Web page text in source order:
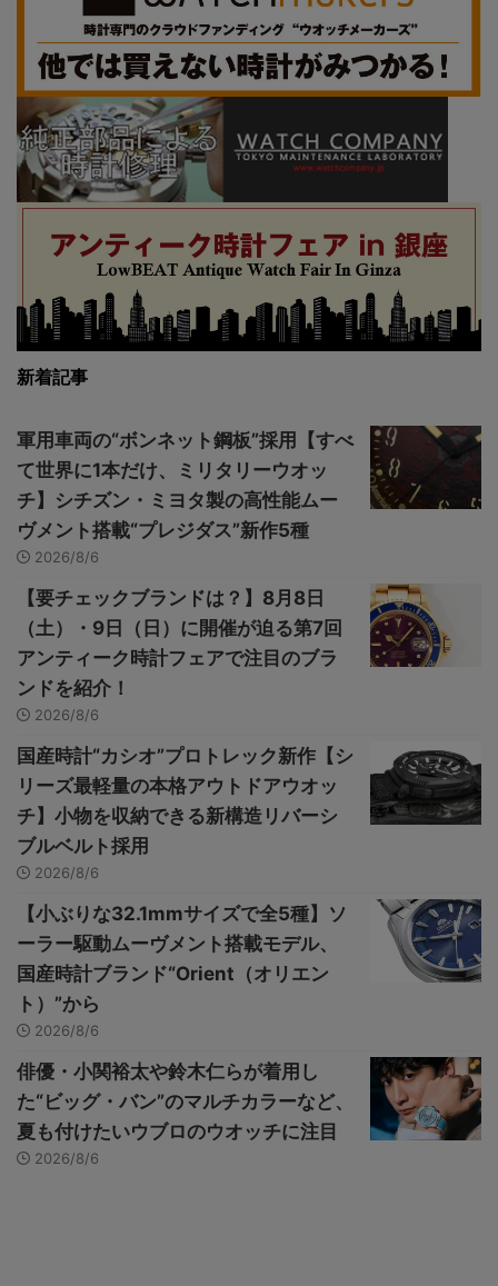
新着記事
軍用車両の“ボンネット鋼板”採用【すべ
て世界に1本だけ、ミリタリーウオッ
チ】シチズン・ミヨタ製の高性能ムー
ヴメント搭載“プレジダス”新作5種
2026/8/6
【要チェックブランドは？】8月8日
（土）・9日（日）に開催が迫る第7回
アンティーク時計フェアで注目のブラ
ンドを紹介！
2026/8/6
国産時計“カシオ”プロトレック新作【シ
リーズ最軽量の本格アウトドアウオッ
チ】小物を収納できる新構造リバーシ
ブルベルト採用
2026/8/6
【小ぶりな32.1mmサイズで全5種】ソ
ーラー駆動ムーヴメント搭載モデル、
国産時計ブランド“Orient（オリエン
ト）”から
2026/8/6
俳優・小関裕太や鈴木仁らが着用し
た“ビッグ・バン”のマルチカラーなど、
夏も付けたいウブロのウオッチに注目
2026/8/6